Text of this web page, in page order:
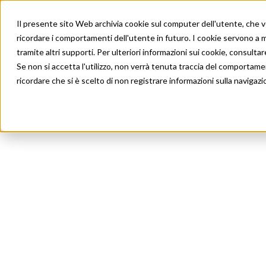
Il presente sito Web archivia cookie sul computer dell'utente, che
ricordare i comportamenti dell'utente in futuro. I cookie servono a
tramite altri supporti. Per ulteriori informazioni sui cookie,
Se non si accetta l'utilizzo, non verrà tenuta traccia del
ricordare che si è scelto di non registrare informazioni sulla
Trapianti